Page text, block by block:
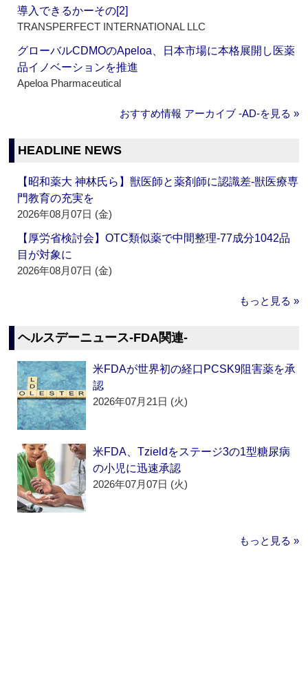
導入できるかーその[2]
TRANSPERFECT INTERNATIONAL LLC
グローバルCDMOのApeloa、日本市場に本格展開し医薬
品イノベーションを推進
Apeloa Pharmaceutical
おすすめ情報 アーカイブ ‐AD‐を見る »
HEADLINE NEWS
【昭和薬大 神林氏ら】獣医師と薬剤師に認識差‐獣医療専
門教育の充実を
2026年08月07日 (金)
【厚労省検討会】OTC類似薬で中間整理‐77成分1042品
目が対象に
2026年08月07日 (金)
もっと見る »
ヘルスデーニュース‐FDA関連‐
米FDAが世界初の経口PCSK9阻害薬を承
認
2026年07月21日 (火)
米FDA、Tzieldをステージ3の1型糖尿病
の小児に迅速承認
2026年07月07日 (火)
もっと見る »